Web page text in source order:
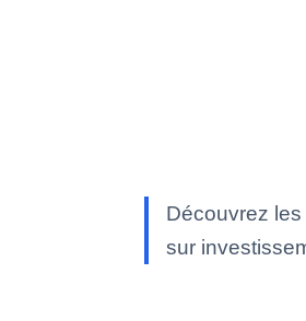
Découvrez
sur